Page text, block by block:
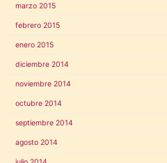
marzo 2015
febrero 2015
enero 2015
diciembre 2014
noviembre 2014
octubre 2014
septiembre 2014
agosto 2014